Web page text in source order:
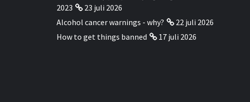
2023
23 juli 2026
Alcohol cancer warnings - why?
22 juli 2026
How to get things banned
17 juli 2026